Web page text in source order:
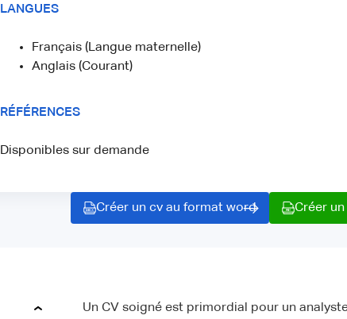
LANGUES
Français (Langue maternelle)
Anglais (Courant)
RÉFÉRENCES
Disponibles sur demande
Créer un cv au format word Créer
Un CV soigné est primordial pour un